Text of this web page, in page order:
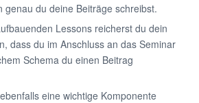
genau du deine Beiträge schreibst.
Lessons reicherst du dein
dass du im Anschluss an das Seminar
Schema du einen Beitrag
eine wichtige Komponente